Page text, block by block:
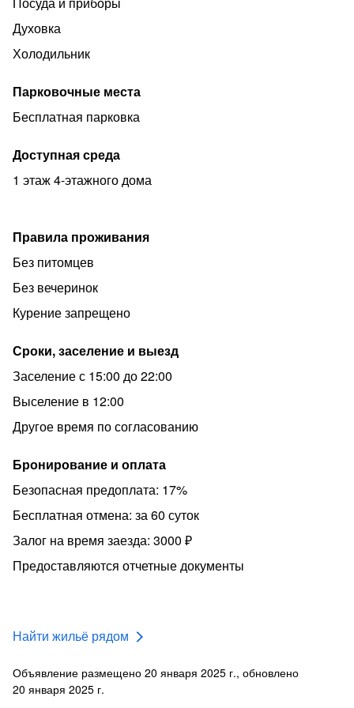
Духовка
Холодильник
Парковочные места
Бесплатная парковка
Доступная среда
1 этаж 4-этажного дома
Правила проживания
Без питомцев
Без вечеринок
Курение запрещено
Сроки, заселение и выезд
Заселение с 15:00 до 22:00
Выселение в 12:00
Другое время по согласованию
Бронирование и оплата
Безопасная предоплата: 17%
Бесплатная отмена: за 60 суток
Залог на время заезда: 3000 ₽
Предоставляются отчетные документы
Найти жильё рядом
Объявление размещено 20 января 2025 г., обновлено
20 января 2025 г.